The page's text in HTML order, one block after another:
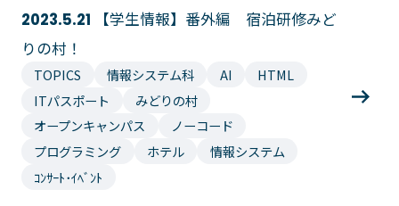
WEBエントリー・WEB出願 情報公開・シラバス
東京工学院専門学校
コンサート・イベント科
音響芸術科
映像メディア学科
ミュージック科
声優・演劇科
建築学科
情報システム科
電気電子学科
2023.5.21
【学生情報】番外編 宿泊研修みど
りの村！
TOPICS 情報システム科 AI
HTML
ITパスポート
みどりの村
オープンキャンパス
ノーコード
プログラミング
ホテル
情報システム
ｺﾝｻｰﾄ･ｲﾍﾞﾝﾄ